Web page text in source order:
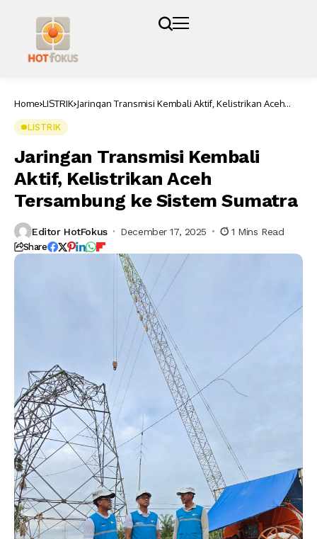
Home LISTRIK Jaringan Transmisi Kembali Aktif, Kelistrikan Aceh
LISTRIK
Jaringan Transmisi Kembali
Aktif, Kelistrikan Aceh
Tersambung ke Sistem Sumatra
Editor HotFokus December 17, 2025 1 Mins Read
Share